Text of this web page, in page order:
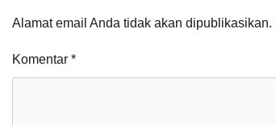
Alamat email Anda tidak akan dipublikasikan.
Komentar *